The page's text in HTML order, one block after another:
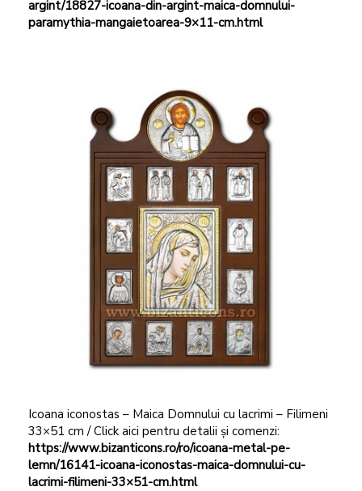
argint/18827-icoana-din-argint-maica-domnului-
paramythia-mangaietoarea-9×11-cm.html
Icoana iconostas – Maica Domnului cu lacrimi – Filimeni
33×51 cm / Click aici pentru detalii și comenzi:
https://www.bizanticons.ro/ro/icoana-metal-pe-
lemn/16141-icoana-iconostas-maica-domnului-cu-
lacrimi-filimeni-33×51-cm.html